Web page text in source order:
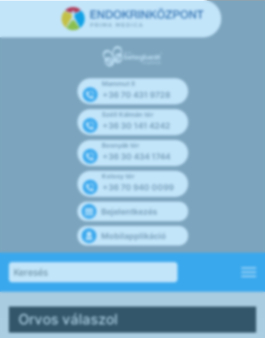
Mammut II
+36 70 431 9728
Széll Kálmán tér
+36 30 141 4242
Bosnyák tér
+36 30 434 1744
Kolosy tér
+36 70 940 0099
Bejelentkezés
Mobilapplikáció
Orvos válaszol